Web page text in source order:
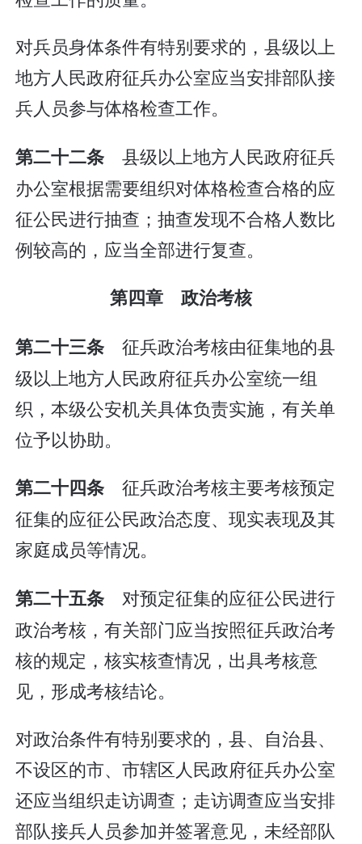
对兵员身体条件有特别要求的，县级以上
地方人民政府征兵办公室应当安排部队接
兵人员参与体格检查工作。
第二十二条 县级以上地方人民政府征兵
办公室根据需要组织对体格检查合格的应
征公民进行抽查；抽查发现不合格人数比
例较高的，应当全部进行复查。
第四章 政治考核
第二十三条 征兵政治考核由征集地的县
级以上地方人民政府征兵办公室统一组
织，本级公安机关具体负责实施，有关单
位予以协助。
第二十四条 征兵政治考核主要考核预定
征集的应征公民政治态度、现实表现及其
家庭成员等情况。
第二十五条 对预定征集的应征公民进行
政治考核，有关部门应当按照征兵政治考
核的规定，核实核查情况，出具考核意
见，形成考核结论。
对政治条件有特别要求的，县、自治县、
不设区的市、市辖区人民政府征兵办公室
还应当组织走访调查；走访调查应当安排
部队接兵人员参加并签署意见，未经部队